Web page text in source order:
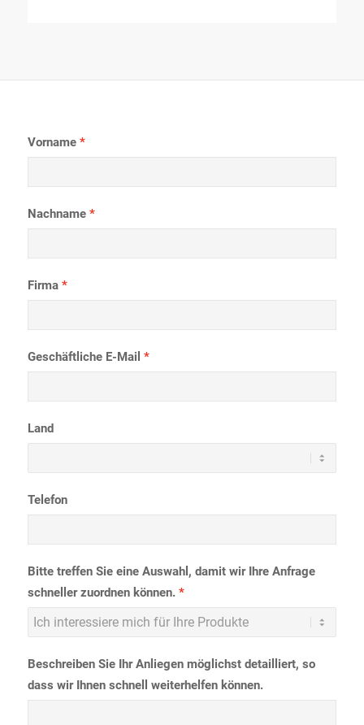
Vorname
Nachname
Firma
Geschäftliche E-Mail
Land
Telefon
Bitte treffen Sie eine Auswahl, damit wir Ihre Anfrage
schneller zuordnen können.
Beschreiben Sie Ihr Anliegen möglichst detailliert, so
dass wir Ihnen schnell weiterhelfen können.